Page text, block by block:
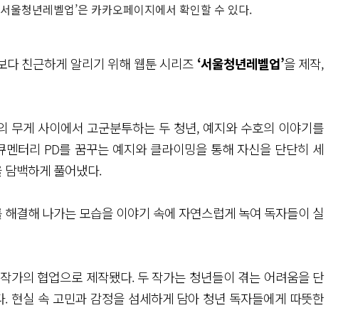
울청년레벨업’은 카카오페이지에서 확인할 수 있다.
친근하게 알리기 위해 웹툰 시리즈 ‘서울청년레벨업’을 제작,
무게 사이에서 고군분투하는 두 청년, 예지와 수호의 이야기를
터리 PD를 꿈꾸는 예지와 클라이밍을 통해 자신을 단단히 세
백하게 풀어냈다.
결해 나가는 모습을 이야기 속에 자연스럽게 녹여 독자들이 실
가의 협업으로 제작됐다. 두 작가는 청년들이 겪는 어려움을 단
. 현실 속 고민과 감정을 섬세하게 담아 청년 독자들에게 따뜻한